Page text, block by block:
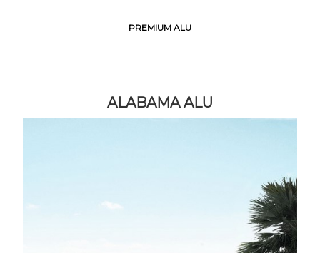
PREMIUM ALU
ALABAMA ALU